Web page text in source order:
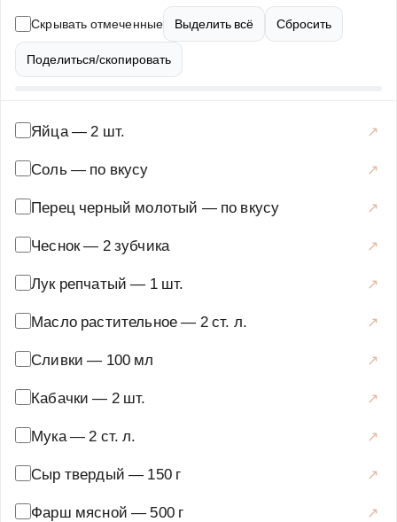
вкусной. Подавать ее можно с зеленью, сметаной или
свежими овощами. Рецепт мясной запеканки с
кабачками и сыром прост и доступен даже для
начинающих кулинаров. Попробуйте приготовить это
Основные блюда ·Мясные блюда
Скрывать отмеченные Выделить всё Сбросить
Поделиться/скопировать
Яйца— 2 шт.
Соль — по вкусу
Перец черный молотый — по вкусу
Чеснок— 2 зубчика
Лук репчатый — 1 шт.
Масло растительное— 2 ст. л.
Сливки — 100 мл
Кабачки — 2 шт.
Мука— 2 ст. л.
Сыр твердый — 150 г
Фарш мясной — 500 г